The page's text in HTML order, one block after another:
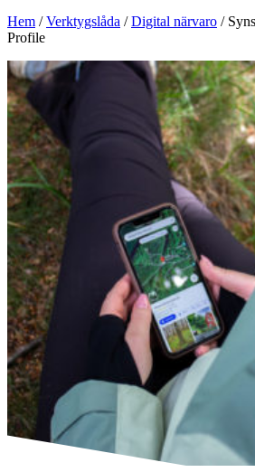
Hem /Verktygslåda /Digital närvaro /
Profile